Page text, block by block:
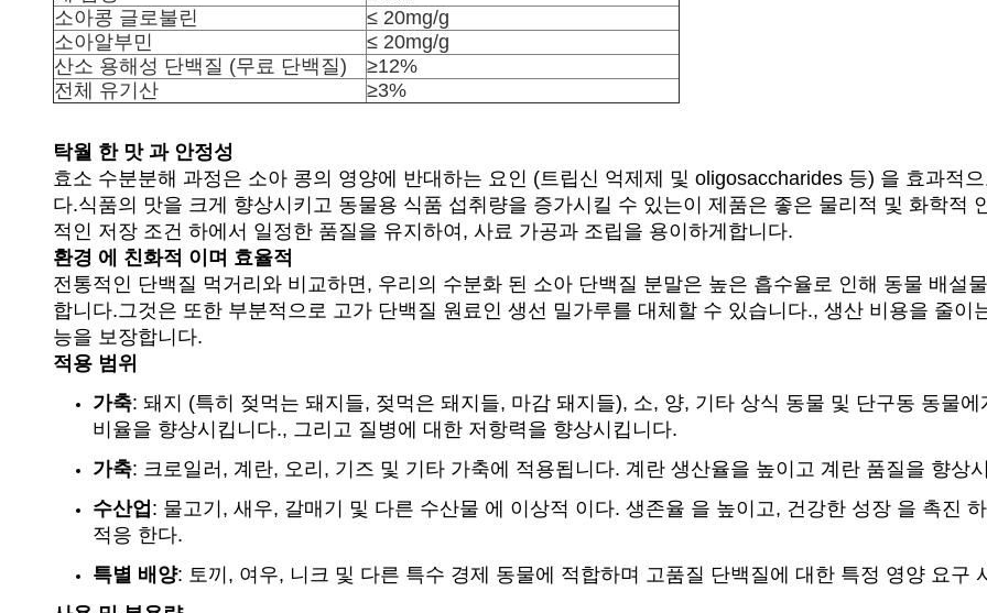
소아콩 글로불린
≤ 20mg/g
소아알부민
≤ 20mg/g
산소 용해성 단백질 (무료 단백질)
≥12%
전체 유기산
≥3%
탁월 한 맛 과 안정성
효소 수분분해 과정은 소아 콩의 영양에 반대하는 요인 (트립신 억제제 및 oligosaccharides 등) 을 효과적
다.식품의 맛을 크게 향상시키고 동물용 식품 섭취량을 증가시킬 수 있는이 제품은 좋은 물리적 및 화학적
적인 저장 조건 하에서 일정한 품질을 유지하여, 사료 가공과 조립을 용이하게합니다.
환경 에 친화적 이며 효율적
전통적인 단백질 먹거리와 비교하면, 우리의 수분화 된 소아 단백질 분말은 높은 흡수율로 인해 동물 배설
합니다.그것은 또한 부분적으로 고가 단백질 원료인 생선 밀가루를 대체할 수 있습니다., 생산 비용을 줄
능을 보장합니다.
적용 범위
가축: 돼지 (특히 젖먹는 돼지들, 젖먹은 돼지들, 마감 돼지들), 소, 양, 기타 상식 동물 및 단구동 동물
비율을 향상시킵니다., 그리고 질병에 대한 저항력을 향상시킵니다.
가축: 크로일러, 계란, 오리, 기즈 및 기타 가축에 적용됩니다. 계란 생산율을 높이고 계란 품질을 향상
수산업 : 물고기, 새우, 갈매기 및 다른 수산물 에 이상적 이다. 생존율 을 높이고, 건강한 성장 을 촉진
적응 한다.
특별 배양: 토끼, 여우, 니크 및 다른 특수 경제 동물에 적합하며 고품질 단백질에 대한 특정 영양 요구